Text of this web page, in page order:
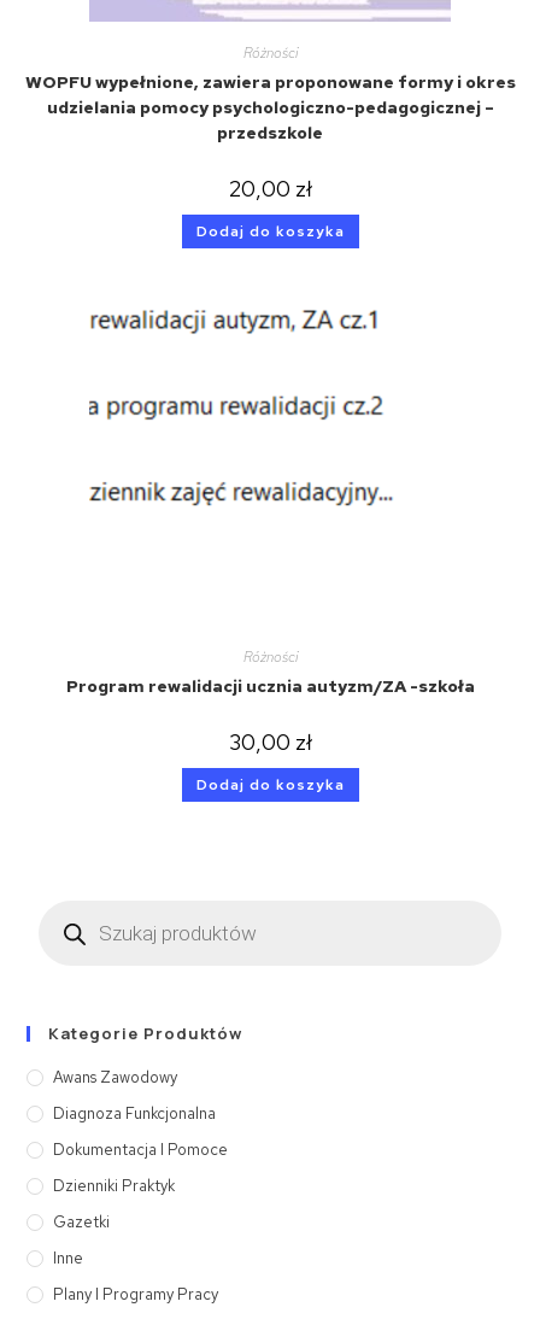
Różności
WOPFU wypełnione, zawiera proponowane formy i okres
udzielania pomocy psychologiczno-pedagogicznej –
przedszkole
20,00 zł
Dodaj do koszyka
Różności
Program rewalidacji ucznia autyzm/ZA -szkoła
30,00 zł
Dodaj do koszyka
Kategorie Produktów
Awans Zawodowy
Diagnoza Funkcjonalna
Dokumentacja I Pomoce
Dzienniki Praktyk
Gazetki
Inne
Plany I Programy Pracy